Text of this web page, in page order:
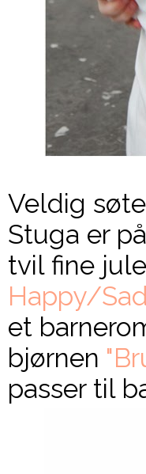
Veldig
Stuga er
tvil fine
Happy/Sad
et
bjørnen
passer til